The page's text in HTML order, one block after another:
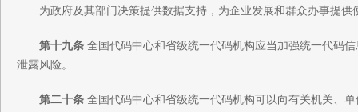
为政府及其部门决策提供数据支持，为企业发展和群众办事提供
第十九条 全国代码中心和省级统一代码机构应当加强统一代码
泄露风险。
第二十条 全国代码中心和省级统一代码机构可以向有关机关、